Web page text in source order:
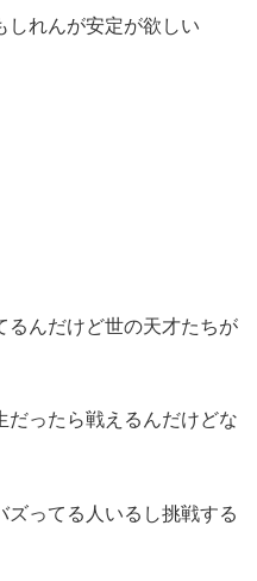
しれんが安定が欲しい
るんだけど世の天才たちが
だったら戦えるんだけどな
ズってる人いるし挑戦する